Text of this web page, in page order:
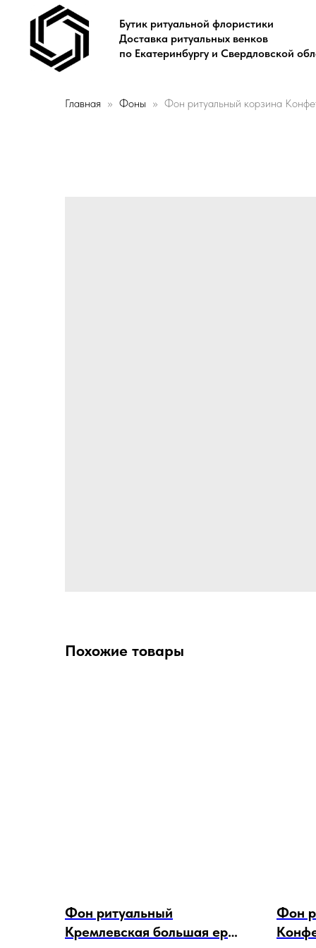
Бутик ритуальной флористики
Доставка ритуальных венков
по Екатеринбургу и Свердловской
Главная Фоны Фон ритуальный корзина
Похожие товары
Фон ритуальный
Кремлевская большая ерш
Фон